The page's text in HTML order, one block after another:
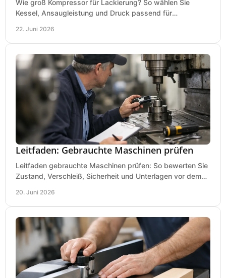
Wie groß Kompressor für Lackierung? So wählen Sie
Kessel, Ansaugleistung und Druck passend für
22. Juni 2026
Leitfaden: Gebrauchte Maschinen prüfen
Leitfaden gebrauchte Maschinen prüfen: So bewerten Sie
Zustand, Verschleiß, Sicherheit und Unterlagen vor dem
20. Juni 2026